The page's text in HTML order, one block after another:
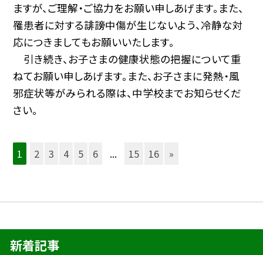
ますが、ご理解・ご協力をお願い申しあげます。また、
罹患者に対する誹謗中傷が生じないよう、冷静な対
応につきましてもお願いいたします。
引き続き、お子さまの健康状態の把握について重
ねてお願い申しあげます。また、お子さまに発熱・風
邪症状等がみられる際は、中学校までお知らせくだ
さい。
1 2 3 4 5 6 ... 15 16 »
新着記事